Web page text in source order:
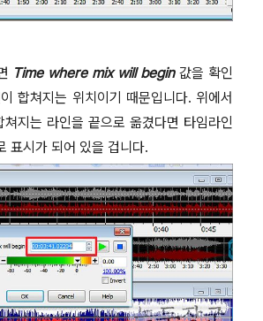
Time where mix will begin 값을 확인
합쳐지는 위치이기 때문입니다. 위에서
지는 라인을 끝으로 옮겼다면 타임라인
표시가 되어 있을 겁니다.